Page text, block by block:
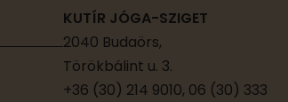
KUTÍR JÓGA-SZIGET
2040 Budaörs,
Törökbálint u. 3.
+36 (30) 214 9010, 06 (30) 333